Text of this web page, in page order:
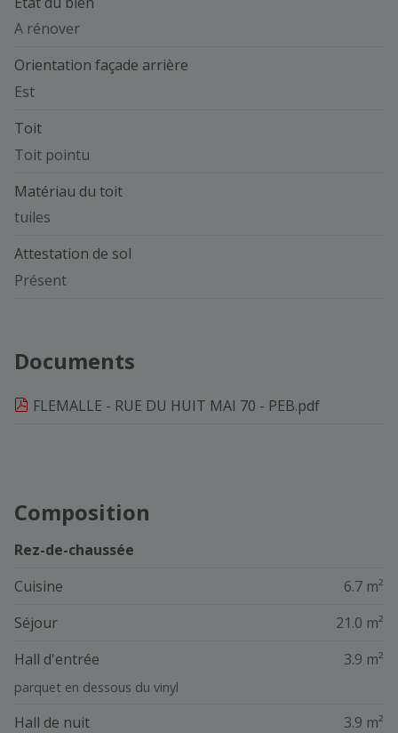
A rénover
Orientation façade arrière
Est
Toit
Toit pointu
Matériau du toit
tuiles
Attestation de sol
Présent
Documents
FLEMALLE - RUE DU HUIT MAI 70 - PEB.pdf
Composition
Rez-de-chaussée
Cuisine
6.7 m²
Séjour
21.0 m²
Hall d'entrée
3.9 m²
parquet en dessous du vinyl
Hall de nuit 3.9 m²